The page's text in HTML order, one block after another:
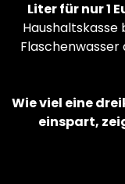
Liter für nur 1
Flaschenwasser
Wie viel eine
einspart,